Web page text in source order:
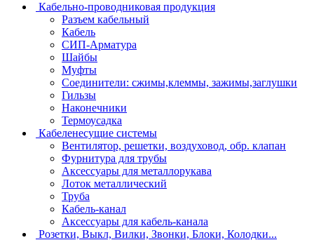
Кабельно-проводниковая продукция
Разъем кабельный
Кабель
СИП-Арматура
Шайбы
Муфты
Соединители: сжимы,клеммы, зажимы,заглушки
Гильзы
Наконечники
Термоусадка
Кабеленесущие системы
Вентилятор, решетки, воздуховод, обр. клапан
Фурнитура для трубы
Аксессуары для металлорукава
Лоток металлический
Труба
Кабель-канал
Аксессуары для кабель-канала
Розетки, Выкл, Вилки, Звонки, Блоки, Колодки...